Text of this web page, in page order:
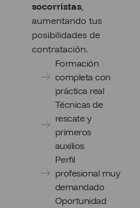
socorristas,
aumentando tus
posibilidades de
contratación.
Formación
completa con
práctica real
Técnicas de
rescate y
primeros
auxilios
Perfil
profesional muy
demandado
Oportunidad